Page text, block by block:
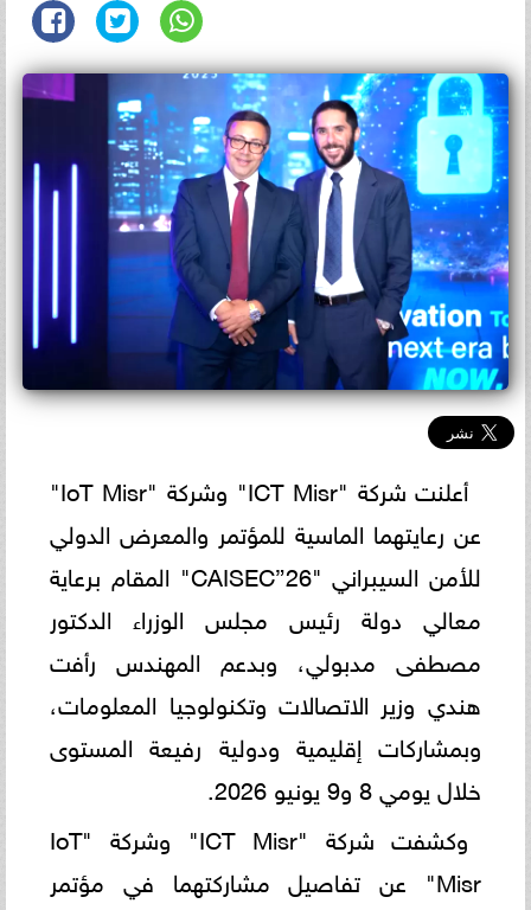
أعلنت شركة "ICT Misr" وشركة "IoT Misr"
عن رعايتهما الماسية للمؤتمر والمعرض الدولي
للأمن السيبراني "CAISEC”26" المقام برعاية
معالي دولة رئيس مجلس الوزراء الدكتور
مصطفى مدبولي، وبدعم المهندس رأفت
هندي وزير الاتصالات وتكنولوجيا المعلومات،
وبمشاركات إقليمية ودولية رفيعة المستوى
خلال يومي 8 و9 يونيو 2026.
وكشفت شركة "ICT Misr" وشركة "IoT
Misr" عن تفاصيل مشاركتهما في مؤتمر